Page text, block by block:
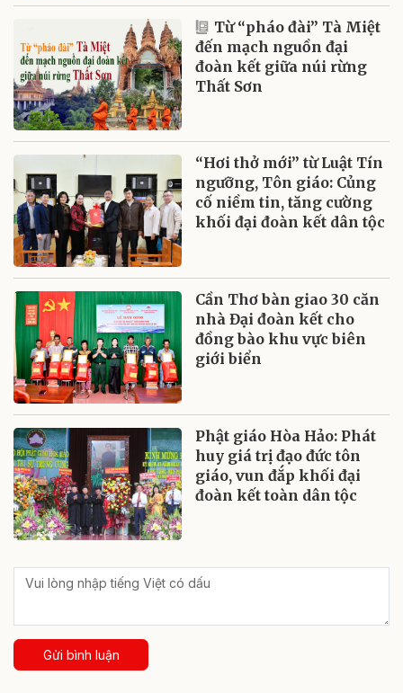
Từ “pháo đài” Tà Miệt
đến mạch nguồn đại
đoàn kết giữa núi rừng
Thất Sơn
“Hơi thở mới” từ Luật Tín
ngưỡng, Tôn giáo: Củng
cố niềm tin, tăng cường
khối đại đoàn kết dân tộc
Cần Thơ bàn giao 30 căn
nhà Đại đoàn kết cho
đồng bào khu vực biên
giới biển
Phật giáo Hòa Hảo: Phát
huy giá trị đạo đức tôn
giáo, vun đắp khối đại
đoàn kết toàn dân tộc
Gửi bình luận